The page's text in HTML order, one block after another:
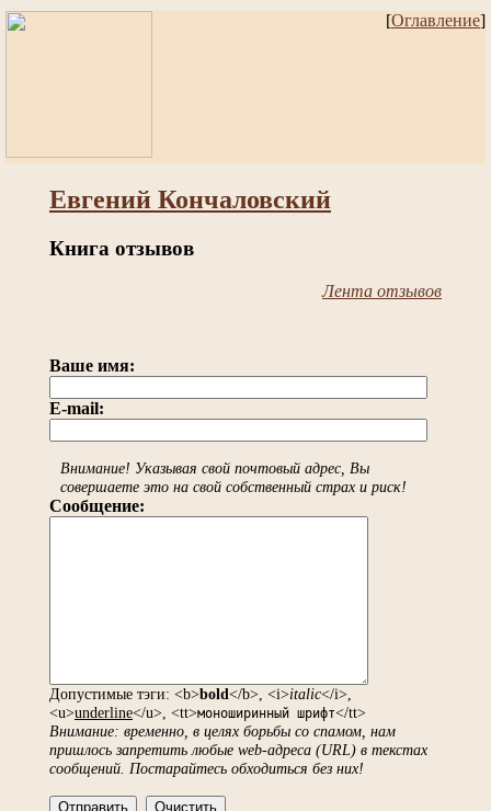
[Оглавление]
Евгений Кончаловский
Книга отзывов
Лента отзывов
Ваше имя:
E-mail:
Внимание! Указывая свой почтовый адрес, Вы
совершаете это на свой собственный страх и риск!
Сообщение:
Допустимые тэги: <b>bold</b>, <i>italic</i>,
<u>underline</u>, <tt>моноширинный шрифт</tt>
Внимание: временно, в целях борьбы со спамом, нам
пришлось запретить любые web-адреса (URL) в текстах
сообщений. Постарайтесь обходиться без них!